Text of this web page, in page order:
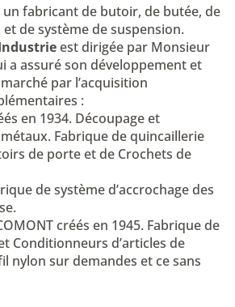
un fabricant de butoir, de butée, de
de système de suspension.
est dirigée par Monsieur
a assuré son développement et
par l’acquisition
:
en 1934. Découpage et
Fabrique de quincaillerie
de porte et de Crochets de
de système d’accrochage des
créés en 1945. Fabrique de
Conditionneurs d’articles de
nylon sur demandes et ce sans